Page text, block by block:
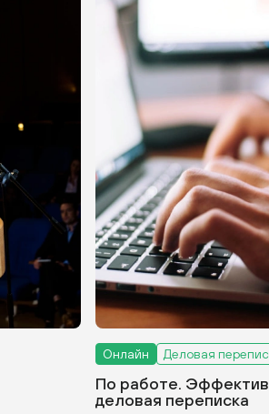
Онлайн Деловая
По работе.
деловая переписка